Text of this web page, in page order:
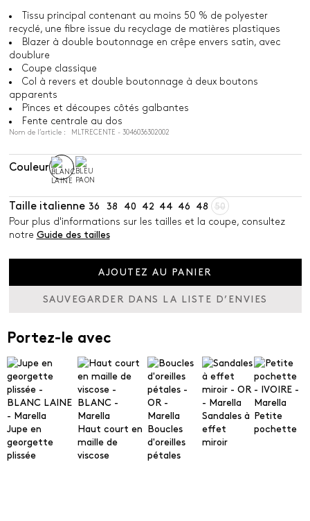
Tissu principal contenant au moins 50 % de polyester
recyclé, une fibre issue du recyclage de matières plastiques
Blazer à double boutonnage en crêpe envers satin, avec
doublure
Coupe classique
Col à revers et double boutonnage à deux boutons
apparents
Pinces et découpes côtés galbantes
Fente centrale au dos
Nom de l’article : MLTRECENTE - 3046036302002
Couleur
Taille italienne 36 38 40 42 44 46 48
50
Pour plus d'informations sur les tailles et la coupe, consultez
notre Guide des tailles
AJOUTEZ AU PANIER
SAUVEGARDER DANS LA LISTE D’ENVIES
Portez-le avec
Jupe en
georgette
plissée
Haut court en
maille de
viscose
Boucles
d'oreilles
pétales
Sandales à
effet
miroir
Petite
pochette